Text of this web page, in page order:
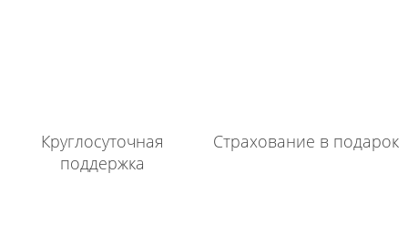
Круглосуточная
поддержка
Страхование в подарок